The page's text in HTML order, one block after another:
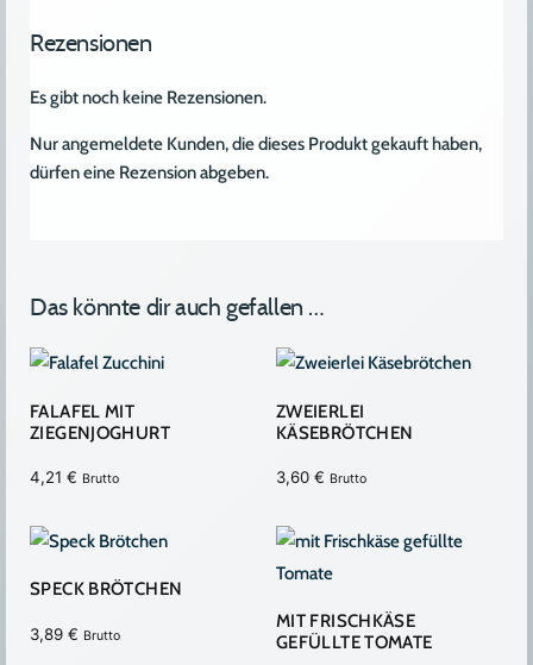
Rezensionen
Es gibt noch keine Rezensionen.
Nur angemeldete Kunden, die dieses Produkt gekauft haben,
dürfen eine Rezension abgeben.
Das könnte dir auch gefallen …
FALAFEL MIT
ZIEGENJOGHURT
4,21 € Brutto
ZWEIERLEI
KÄSEBRÖTCHEN
3,60 € Brutto
SPECK BRÖTCHEN
3,89 € Brutto
MIT FRISCHKÄSE
GEFÜLLTE TOMATE